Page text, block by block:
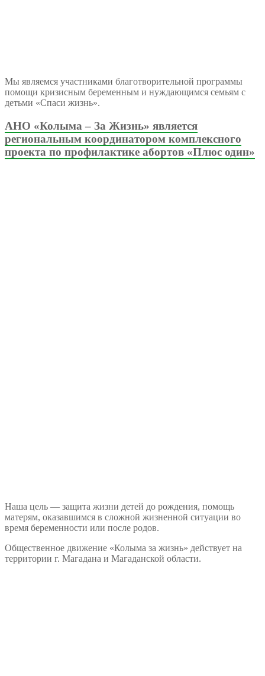
Мы являемся участниками благотворительной программы
помощи кризисным беременным и нуждающимся семьям с
детьми «Спаси жизнь».
АНО «Колыма – За Жизнь» является
региональным координатором комплексного
проекта по профилактике абортов «Плюс один»
Наша цель — защита жизни детей до рождения, помощь
матерям, оказавшимся в сложной жизненной ситуации во
время беременности или после родов.
Общественное движение «Колыма за жизнь» действует на
территории г. Магадана и Магаданской области.